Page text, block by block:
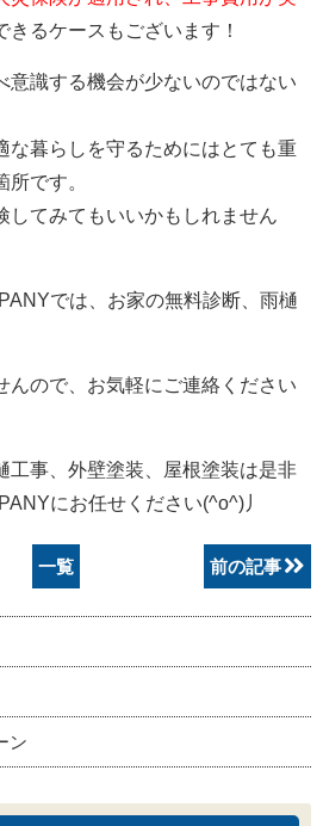
きるケースもございます！
意識する機会が少ないのではない
な暮らしを守るためにはとても重
です。
してみてもいいかもしれません
では、お家の無料診断、雨樋
んので、お気軽にご連絡ください
工事、外壁塗装、屋根塗装は是非
にお任せください(^o^)丿
一覧 前の記事
ン